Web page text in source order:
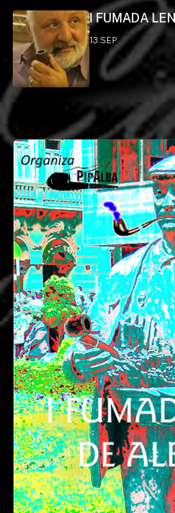
I FUMADA
13.SEP